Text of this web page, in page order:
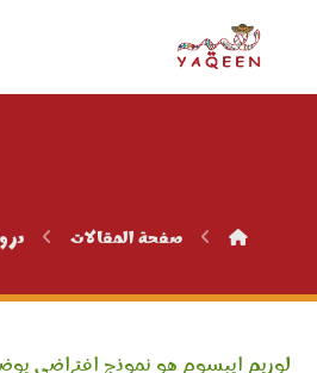
صفحة المقالات
لوريم ايبسوم هو نموذج افتراضي